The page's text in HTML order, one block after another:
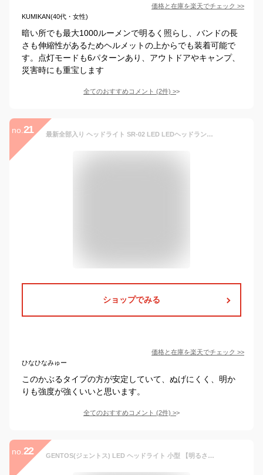
価格と在庫を楽天でチェック >>
KUMIKAN(40代・女性)
暗い所でも最大1000ルーメンで明るく照らし、バンドの長
さも伸縮性があるためヘルメットの上からでも装着可能で
す。点灯モードも6パターンあり、アウトドアやキャンプ、
災害時にも重宝します
全てのおすすめコメント (2件) >
no. 21 最新全部入り ヘッドライト SR-02 LED LEDヘッドランプ 充電 防水 ヘッド ライト 釣り アウトドア 登山 防災 ライト 作業灯 CREE 災害対策 懐中電灯 1000ルーメン
ショップでみる
価格と在庫を楽天でチェック >>
ひなひなみゅー
このかぶるタイプの方が安定していて、ぬげにくく、明か
りも強度が強くいいと思います。
全てのおすすめコメント (2件) >
no. 22 GENTOS(ジェントス) LED ヘッドライト 小型 【明るさ95ルーメン/実用点灯7.5時間/赤色サブLED】 単3形電池1本使用 CP-095D 登山/釣り ANSI規格準拠